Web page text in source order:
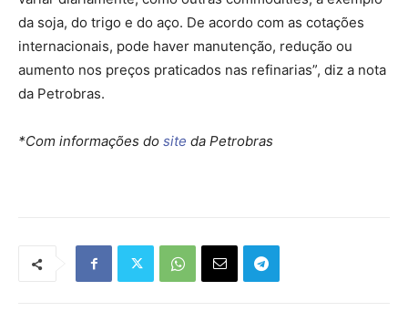
da soja, do trigo e do aço. De acordo com as cotações
internacionais, pode haver manutenção, redução ou
aumento nos preços praticados nas refinarias”, diz a nota
da Petrobras.
*Com informações do site da Petrobras